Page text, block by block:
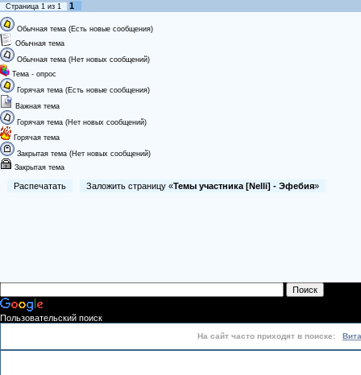
Страница 1 из 1 1
Обычная тема (Есть новые сообщения)
Обычная тема
Обычная тема (Нет новых сообщений)
Тема - опрос
Горячая тема (Есть новые сообщения)
Важная тема
Горячая тема (Нет новых сообщений)
Горячая тема
Закрытая тема (Нет новых сообщений)
Закрытая тема
Распечатать Заложить страницу «Темы участника [Nelli] - Эфебия»
Пользовательский поиск
На сайт часто приходят в поиске: